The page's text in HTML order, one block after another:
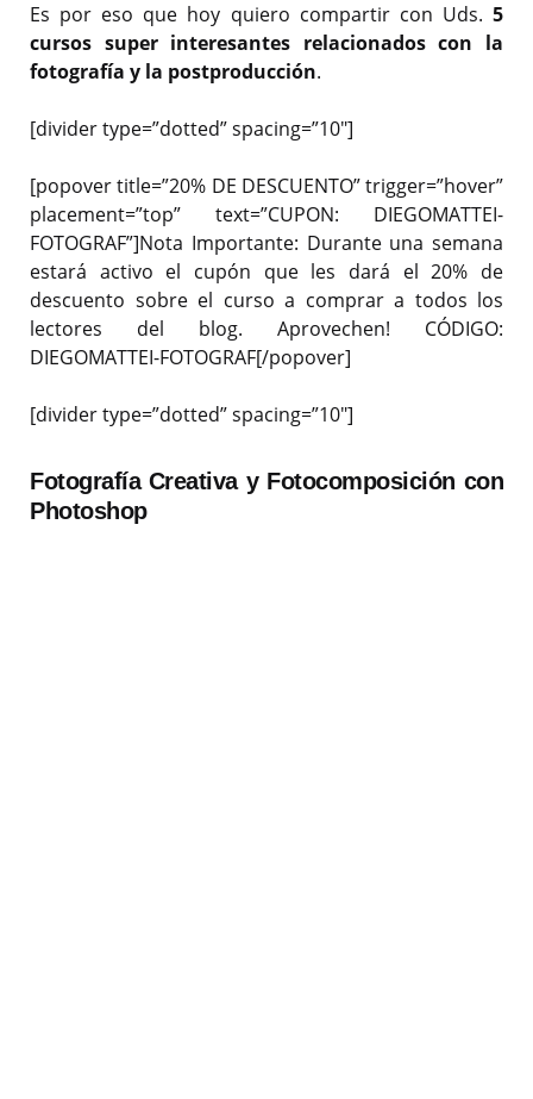
Es por eso que hoy quiero compartir con Uds. 5
cursos super interesantes relacionados con la
fotografía y la postproducción.
[divider type=”dotted” spacing=”10″]
[popover title=”20% DE DESCUENTO” trigger=”hover”
placement=”top” text=”CUPON: DIEGOMATTEI-
FOTOGRAF”]Nota Importante: Durante una semana
estará activo el cupón que les dará el 20% de
descuento sobre el curso a comprar a todos los
lectores del blog. Aprovechen! CÓDIGO:
DIEGOMATTEI-FOTOGRAF[/popover]
[divider type=”dotted” spacing=”10″]
Fotografía Creativa y Fotocomposición con
Photoshop